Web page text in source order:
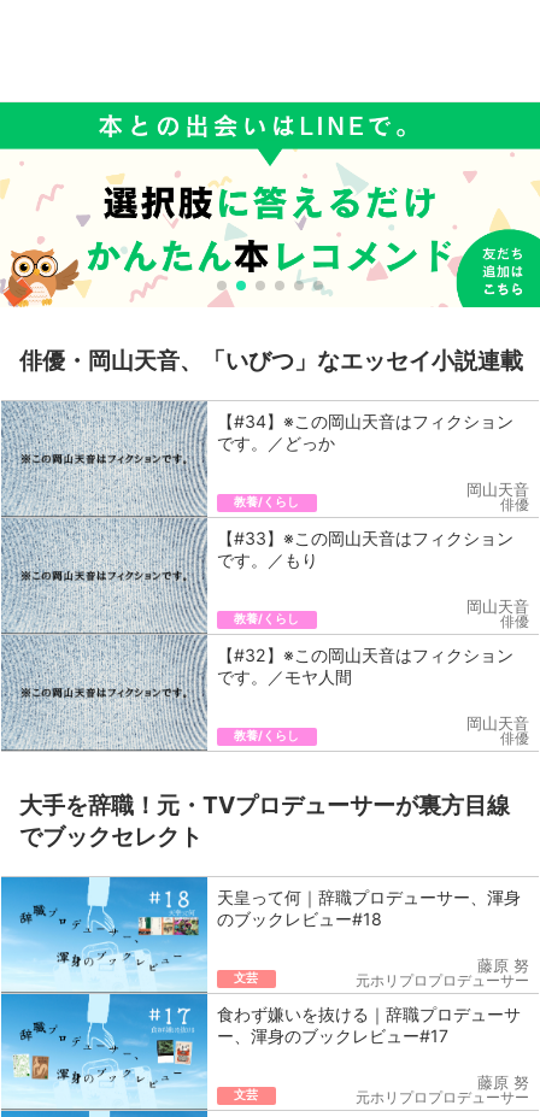
俳優・岡山天音、「いびつ」なエッセイ小説連載
【#34】※この岡山天音はフィクション
です。／どっか
教養/くらし
岡山天音
俳優
【#33】※この岡山天音はフィクション
です。／もり
教養/くらし
岡山天音
俳優
【#32】※この岡山天音はフィクション
です。／モヤ人間
教養/くらし
岡山天音
俳優
大手を辞職！元・TVプロデューサーが裏方目線
でブックセレクト
天皇って何｜辞職プロデューサー、渾身
のブックレビュー#18
文芸
藤原 努
元ホリプロプロデューサー
食わず嫌いを抜ける｜辞職プロデューサ
ー、渾身のブックレビュー#17
文芸
藤原 努
元ホリプロプロデューサー